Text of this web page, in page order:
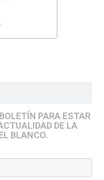
PARA ESTAR
DE LA
BLANCO.